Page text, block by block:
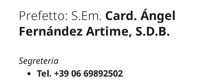
Prefetto: S.Em. Card. Ángel
Fernández Artime, S.D.B.
Segreteria
Tel. +39 06 69892502